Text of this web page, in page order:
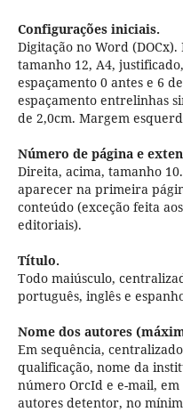
Configurações iniciais.
Digitação no Word
tamanho 12, A4,
espaçamento 0 antes e 6
espaçamento entrelinhas
de 2,0cm. Margem
Número de página e
Direita, acima, tamanho
aparecer na primeira
conteúdo (exceção feita
editoriais).
Título.
Todo maiúsculo,
português, inglês e
Nome dos autores
Em sequência,
qualificação, nome da
número OrcId e e-mail, em
autores detentor, no